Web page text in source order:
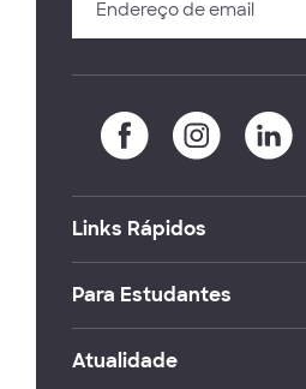
Links Rápidos
Para Estudantes
Atualidade